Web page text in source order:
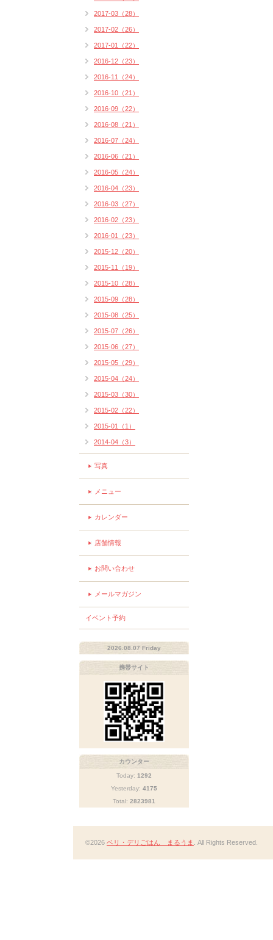
2017-03（28）
2017-02（26）
2017-01（22）
2016-12（23）
2016-11（24）
2016-10（21）
2016-09（22）
2016-08（21）
2016-07（24）
2016-06（21）
2016-05（24）
2016-04（23）
2016-03（27）
2016-02（23）
2016-01（23）
2015-12（20）
2015-11（19）
2015-10（28）
2015-09（28）
2015-08（25）
2015-07（26）
2015-06（27）
2015-05（29）
2015-04（24）
2015-03（30）
2015-02（22）
2015-01（1）
2014-04（3）
写真
メニュー
カレンダー
店舗情報
お問い合わせ
メールマガジン
イベント予約
2026.08.07 Friday
携帯サイト
カウンター
Today: 1292
Yesterday: 4175
Total: 2823981
©2026 ベリ・デリごはん まるうま . All Rights Reserved.